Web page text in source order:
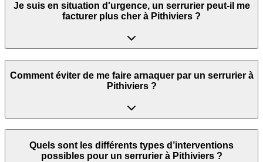
Je suis en situation d'urgence, un serrurier peut‑il me
facturer plus cher à Pithiviers ?
Comment éviter de me faire arnaquer par un serrurier à
Pithiviers ?
Quels sont les différents types d’interventions
possibles pour un serrurier à Pithiviers ?